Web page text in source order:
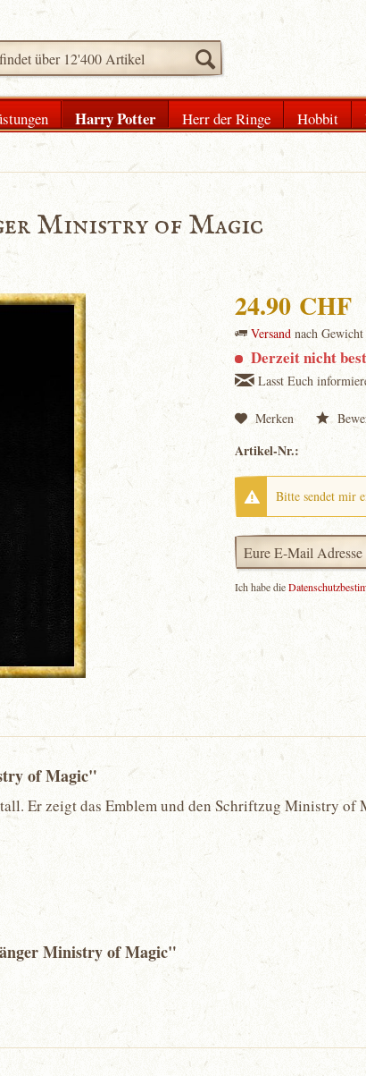
Harry Potter Herr der Ringe Hobbit
Ministry of Magic
24.90 CHF
Versand nach
Derzeit nicht
Lasst Euch
Merken
Artikel-Nr.:
Bitte sendet mir
Ich habe die
of Magic"
Er zeigt das Emblem und den Schriftzug Ministry of
Ministry of Magic"